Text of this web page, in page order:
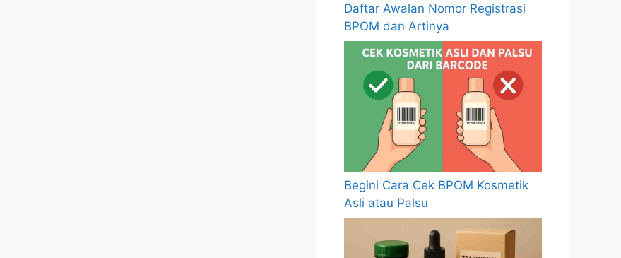
Daftar Awalan Nomor Registrasi
BPOM dan Artinya
Begini Cara Cek BPOM Kosmetik
Asli atau Palsu